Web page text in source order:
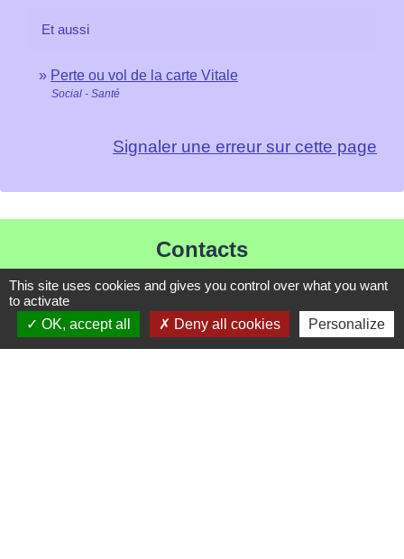
Et aussi
Perte ou vol de la carte Vitale
Social - Santé
Signaler une erreur sur cette page
Contacts
Mairie de Les Chapelles
Chef-lieu - 13 rue du Chatelet
73700 Les Chapelles - FRANCE
This site uses cookies and gives you control over what you want
to activate
OK, accept all
Deny all cookies Personalize